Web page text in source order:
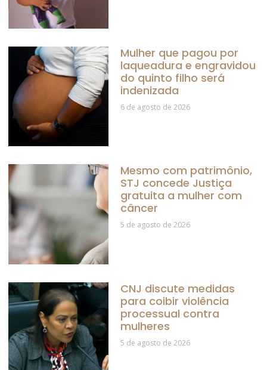
Mulher que pagou por
laqueadura e engravidou
do quinto filho será
indenizada
6 de agosto de 2026
Mesmo com patrimônio,
STJ concede Justiça
gratuita a mulher com
câncer
5 de agosto de 2026
CNJ discute medidas
para coibir violência
processual contra
mulheres
5 de agosto de 2026